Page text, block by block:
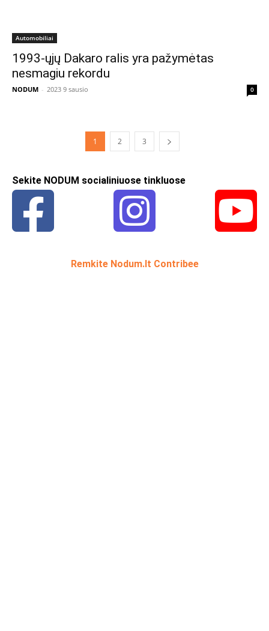
Automobiliai
1993-ųjų Dakaro ralis yra pažymėtas
nesmagiu rekordu
NODUM - 2023 9 sausio 0
1 2 3
Sekite NODUM socialiniuose tinkluose
Remkite Nodum.lt Contribee